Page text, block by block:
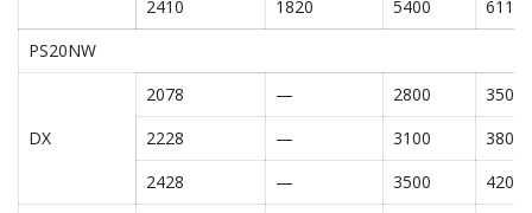
2410 1820 5400
6110
PS20NW
DX
2078 — 2800
3500
2228
— 3100
3800
2428
— 3500 4200